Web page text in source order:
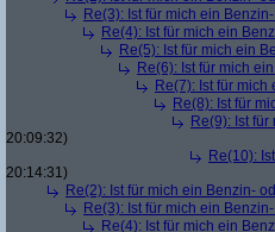
Re(3): Ist für mich ein
Re(4): Ist für mich ein
Re(5): Ist für mich ein
Re(6): Ist für mich
Re(7): Ist für
Re(8): Ist für
Re(9): Ist
20:09:32)
Re(10):
20:14:31)
Re(2): Ist für mich ein Benzin-
Re(3): Ist für mich ein
Re(4): Ist für mich ein